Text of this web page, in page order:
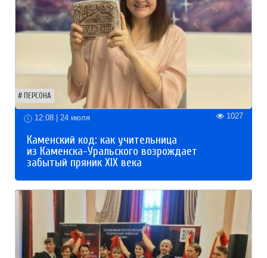
ПЕРСОНА
12:08 | 24 июля 1027
Каменский код: как учительница
из Каменска-Уральского возрождает
забытый пряник XIX века